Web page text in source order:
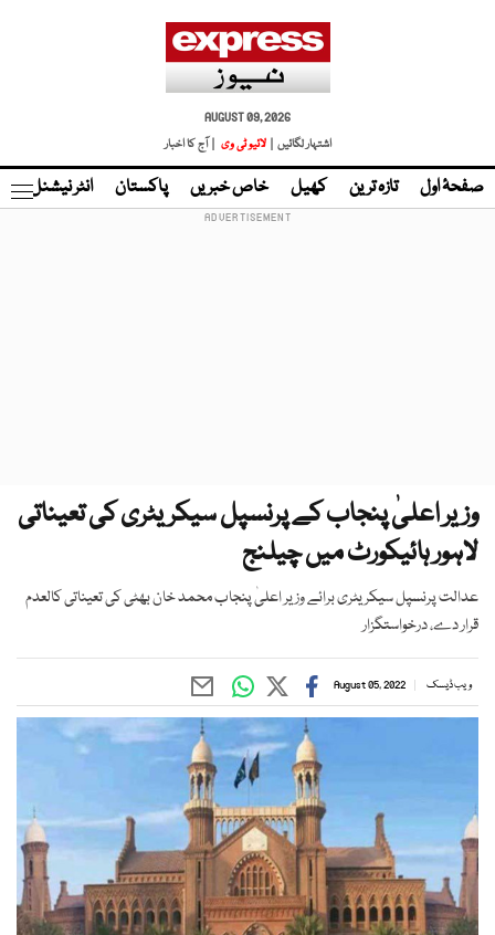
AUGUST 09, 2026
اشتہار لگائیں |
لائیو ٹی وی | آج کا اخبار
صفحۂ اول تازہ ترین کھیل خاص خبریں پاکستان انٹر نیشنل
وزیر اعلیٰ پنجاب کے پرنسپل سیکریٹری کی تعیناتی
لاہور ہائیکورٹ میں چیلنج
عدالت پرنسپل سیکریٹری برائے وزیر اعلیٰ پنجاب محمد خان بھٹی کی تعیناتی کالعدم
قرار دے، درخواستگزار
ویب ڈیسک August 05, 2022